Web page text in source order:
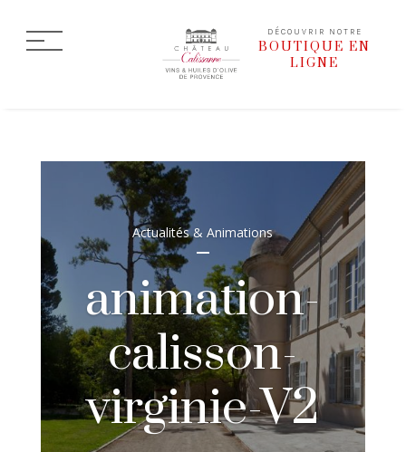
DÉCOUVRIR NOTRE
BOUTIQUE EN
LIGNE
Actualités & Animations
animation-
calisson-
virginie-V2